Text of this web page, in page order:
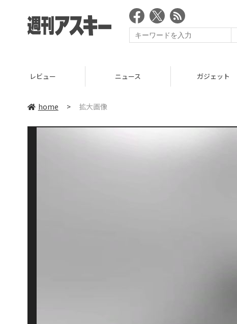
レビュー ニュース ガジェット
home > 拡大画像